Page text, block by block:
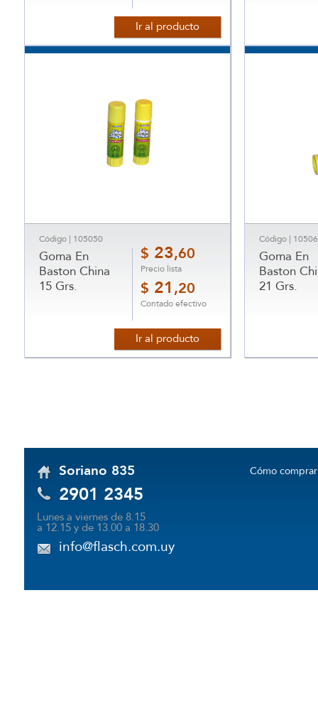
Ir al producto
Código | 105050
Goma En
Baston China
15 Grs.
$ 23,60
Precio lista
$ 21 ,20
Contado efectivo
Ir al producto
Código |
Goma En
Baston
21 Grs.
Cómo comprar
Soriano 835
2901 2345
Lunes a viernes de 8.15
a 12.15 y de 13.00 a 18.30
info@flasch.com.uy